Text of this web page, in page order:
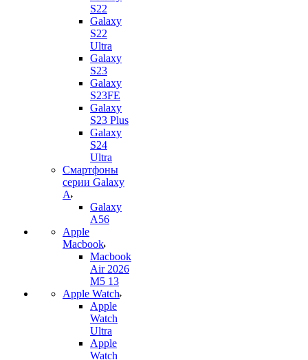
S22
Galaxy
S22
Ultra
Galaxy
S23
Galaxy
S23FE
Galaxy
S23 Plus
Galaxy
S24
Ultra
Смартфоны
серии Galaxy
A
Galaxy
A56
Apple
Macbook
Macbook
Air 2026
M5 13
Apple Watch
Apple
Watch
Ultra
Apple
Watch